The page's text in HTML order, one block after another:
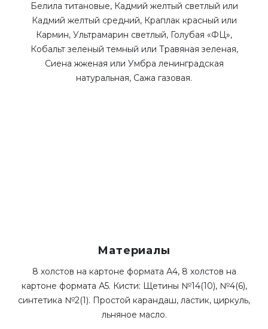
Белила титановые, Кадмий желтый светлый или
Кадмий желтый средний, Краплак красный или
Кармин, Ультрамарин светлый, Голубая «ФЦ»,
Кобальт зеленый темный или Травяная зеленая,
Сиена жженая или Умбра ленинградская
натуральная, Сажа газовая.
Материалы
8 холстов на картоне формата А4, 8 холстов на
картоне формата А5. Кисти: Щетины №14(10), №4(6),
синтетика №2(1). Простой карандаш, ластик, циркуль,
льняное масло.